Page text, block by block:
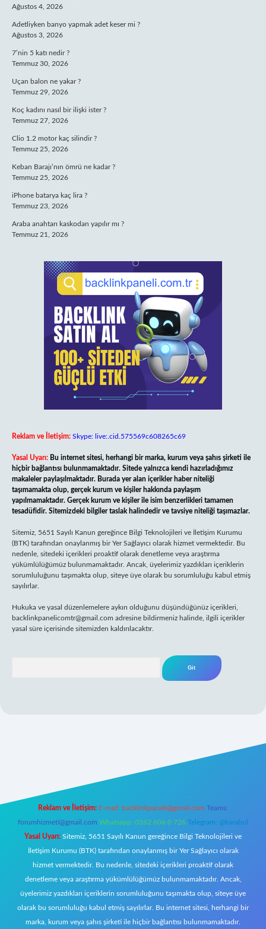
Ağustos 4, 2026
Adetliyken banyo yapmak adet keser mi ?
Ağustos 3, 2026
7’nin 5 katı nedir ?
Temmuz 30, 2026
Uçan balon ne yakar ?
Temmuz 29, 2026
Koç kadını nasıl bir ilişki ister ?
Temmuz 27, 2026
Clio 1.2 motor kaç silindir ?
Temmuz 25, 2026
Keban Barajı’nın ömrü ne kadar ?
Temmuz 25, 2026
iPhone batarya kaç lira ?
Temmuz 23, 2026
Araba anahtarı kaskodan yapılır mı ?
Temmuz 21, 2026
Reklam ve İletişim: Skype: live:.cid.575569c608265c69
Yasal Uyarı: Bu internet sitesi, herhangi bir marka, kurum veya şahıs şirketi ile
hiçbir bağlantısı bulunmamaktadır. Sitede yalnızca kendi hazırladığımız
makaleler paylaşılmaktadır. Burada yer alan içerikler haber niteliği
taşımamakta olup, gerçek kurum ve kişiler hakkında paylaşım
yapılmamaktadır. Gerçek kurum ve kişiler ile isim benzerlikleri tamamen
tesadüfidir. Sitemizdeki bilgiler taslak halindedir ve tavsiye niteliği taşımazlar.
Sitemiz, 5651 Sayılı Kanun gereğince Bilgi Teknolojileri ve İletişim Kurumu
(BTK) tarafından onaylanmış bir Yer Sağlayıcı olarak hizmet vermektedir. Bu
nedenle, sitedeki içerikleri proaktif olarak denetleme veya araştırma
yükümlülüğümüz bulunmamaktadır. Ancak, üyelerimiz yazdıkları içeriklerin
sorumluluğunu taşımakta olup, siteye üye olarak bu sorumluluğu kabul etmiş
sayılırlar.
Hukuka ve yasal düzenlemelere aykırı olduğunu düşündüğünüz içerikleri,
backlinkpanelicomtr@gmail.com adresine bildirmeniz halinde, ilgili içerikler
yasal süre içerisinde sitemizden kaldırılacaktır.
Reklam ve İletişim: E-mail: backlinkpaneli@gmail.com Teams:
forumhizmeti@gmail.com Whatsapp: 0262 606 0 726 Telegram: @karabul
Yasal Uyarı: Sitemiz, 5651 Sayılı Kanun gereğince Bilgi Teknolojileri ve
İletişim Kurumu (BTK) tarafından onaylanmış bir Yer Sağlayıcı olarak
hizmet vermektedir. Bu nedenle, sitedeki içerikleri proaktif olarak
denetleme veya araştırma yükümlülüğümüz bulunmamaktadır. Ancak,
üyelerimiz yazdıkları içeriklerin sorumluluğunu taşımakta olup, siteye üye
olarak bu sorumluluğu kabul etmiş sayılırlar. Bu internet sitesi, herhangi bir
marka, kurum veya şahıs şirketi ile hiçbir bağlantısı bulunmamaktadır.